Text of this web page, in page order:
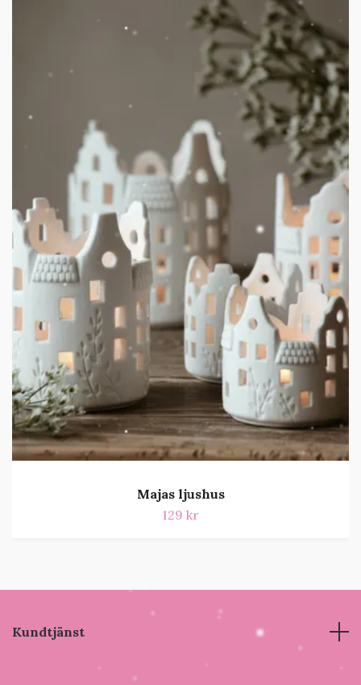
Majas ljushus
129 kr
Kundtjänst